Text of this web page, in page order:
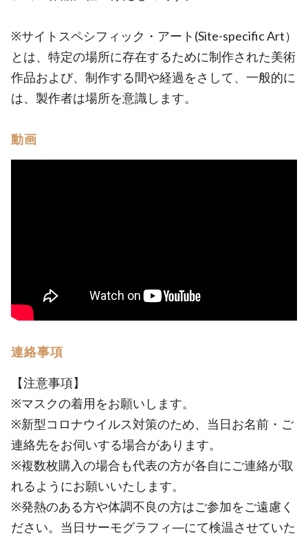
※サイトスペシフィック・アート(Site-specific Art）
とは、特定の場所に存在するために制作された美術
作品および、制作する間や経過をさして、一般的に
は、製作者は場所を意識します。
動画
連絡事項
【注意事項】
※マスクの着用をお願いします。
※新型コロナウイルス対策のため、当日お名前・ご
連絡先をお伺いする場合があります。
※複数枚購入の場合も代表の方が各自にご連絡が取
れるようにお願いいたします。
※発熱のある方や体調不良の方はご参加をご遠慮く
ださい。当日サーモグラフィ―にて検温させていた